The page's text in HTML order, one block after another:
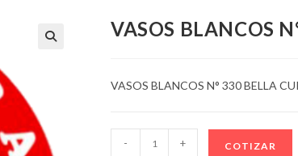
VASOS BLANCOS
VASOS BLANCOS N° 330 BELLA
- + COTIZAR